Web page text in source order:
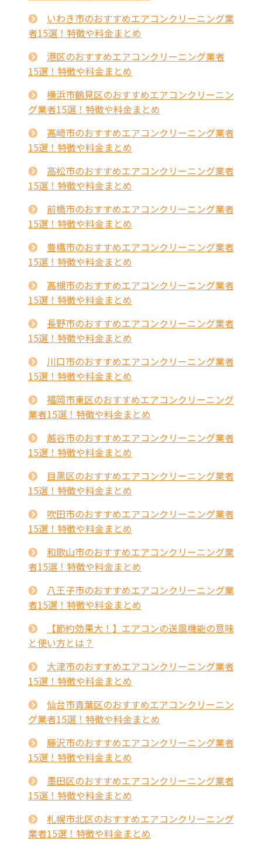
いわき市のおすすめエアコンクリーニング業
者15選！特徴や料金まとめ
港区のおすすめエアコンクリーニング業者
15選！特徴や料金まとめ
横浜市鶴見区のおすすめエアコンクリーニン
グ業者15選！特徴や料金まとめ
高崎市のおすすめエアコンクリーニング業者
15選！特徴や料金まとめ
高松市のおすすめエアコンクリーニング業者
15選！特徴や料金まとめ
前橋市のおすすめエアコンクリーニング業者
15選！特徴や料金まとめ
豊橋市のおすすめエアコンクリーニング業者
15選！特徴や料金まとめ
高槻市のおすすめエアコンクリーニング業者
15選！特徴や料金まとめ
長野市のおすすめエアコンクリーニング業者
15選！特徴や料金まとめ
川口市のおすすめエアコンクリーニング業者
15選！特徴や料金まとめ
福岡市東区のおすすめエアコンクリーニング
業者15選！特徴や料金まとめ
越谷市のおすすめエアコンクリーニング業者
15選！特徴や料金まとめ
目黒区のおすすめエアコンクリーニング業者
15選！特徴や料金まとめ
吹田市のおすすめエアコンクリーニング業者
15選！特徴や料金まとめ
和歌山市のおすすめエアコンクリーニング業
者15選！特徴や料金まとめ
八王子市のおすすめエアコンクリーニング業
者15選！特徴や料金まとめ
【節約効果大！】エアコンの送風機能の意味
と使い方とは？
大津市のおすすめエアコンクリーニング業者
15選！特徴や料金まとめ
仙台市青葉区のおすすめエアコンクリーニン
グ業者15選！特徴や料金まとめ
藤沢市のおすすめエアコンクリーニング業者
15選！特徴や料金まとめ
墨田区のおすすめエアコンクリーニング業者
15選！特徴や料金まとめ
札幌市北区のおすすめエアコンクリーニング
業者15選！特徴や料金まとめ